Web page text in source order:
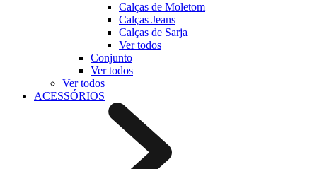
Calças de Moletom
Calças Jeans
Calças de Sarja
Ver todos
Conjunto
Ver todos
Ver todos
ACESSÓRIOS